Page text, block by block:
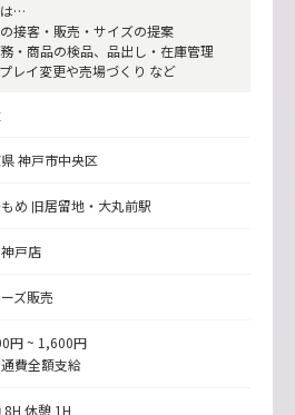
…
接客・販売・サイズの提案
・商品の検品、品出し・在庫管理
レイ変更や売場づくり など
神戸市中央区
め 旧居留地・大丸前駅
戸店
ズ販売
円 ~ 1,600円
費全額支給
8H 休憩 1H